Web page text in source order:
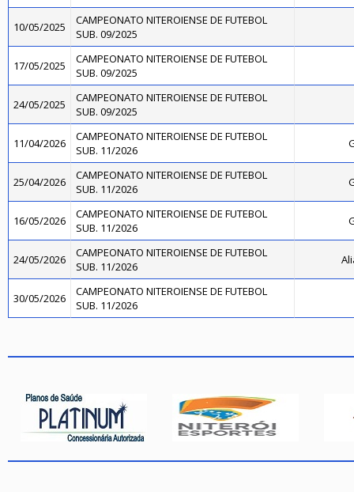
10/05/2025
CAMPEONATO NITEROIENSE DE FUTEBOL
SUB. 09/2025
17/05/2025
CAMPEONATO NITEROIENSE DE FUTEBOL
SUB. 09/2025
24/05/2025
CAMPEONATO NITEROIENSE DE FUTEBOL
SUB. 09/2025
11/04/2026
CAMPEONATO NITEROIENSE DE FUTEBOL
SUB. 11/2026
25/04/2026
CAMPEONATO NITEROIENSE DE FUTEBOL
SUB. 11/2026
16/05/2026
CAMPEONATO NITEROIENSE DE FUTEBOL
SUB. 11/2026
24/05/2026
CAMPEONATO NITEROIENSE DE FUTEBOL
SUB. 11/2026
30/05/2026
CAMPEONATO NITEROIENSE DE FUTEBOL
SUB. 11/2026